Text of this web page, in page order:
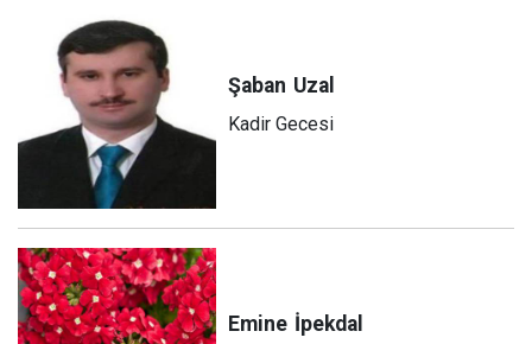
Şaban Uzal
Kadir Gecesi
Emine İpekdal